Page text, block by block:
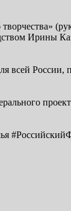
Ирины
России,